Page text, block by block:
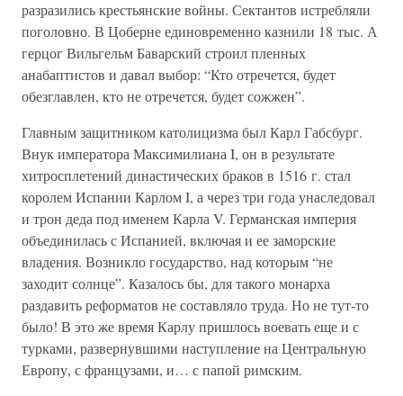
разразились крестьянские войны. Сектантов истребляли
поголовно. В Цоберне единовременно казнили 18 тыс. А
герцог Вильгельм Баварский строил пленных
анабаптистов и давал выбор: “Кто отречется, будет
обезглавлен, кто не отречется, будет сожжен”.
Главным защитником католицизма был Карл Габсбург.
Внук императора Максимилиана I, он в результате
хитросплетений династических браков в 1516 г. стал
королем Испании Карлом I, а через три года унаследовал
и трон деда под именем Карла V. Германская империя
объединилась с Испанией, включая и ее заморские
владения. Возникло государство, над которым “не
заходит солнце”. Казалось бы, для такого монарха
раздавить реформатов не составляло труда. Но не тут-то
было! В это же время Карлу пришлось воевать еще и с
турками, развернувшими наступление на Центральную
Европу, с французами, и… с папой римским.